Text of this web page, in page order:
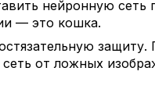
нейронную сеть
— это кошка.
защиту.
от ложных